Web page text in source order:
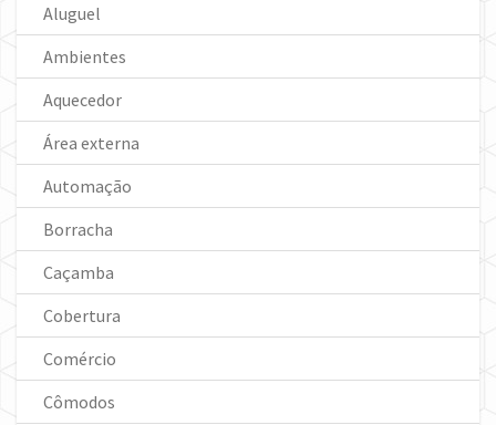
Aluguel
Ambientes
Aquecedor
Área externa
Automação
Borracha
Caçamba
Cobertura
Comércio
Cômodos